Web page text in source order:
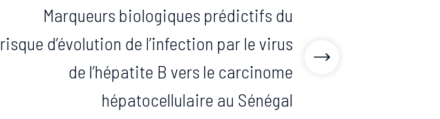
Marqueurs biologiques prédictifs du
risque d’évolution de l’infection par le virus
de l’hépatite B vers le carcinome
hépatocellulaire au Sénégal